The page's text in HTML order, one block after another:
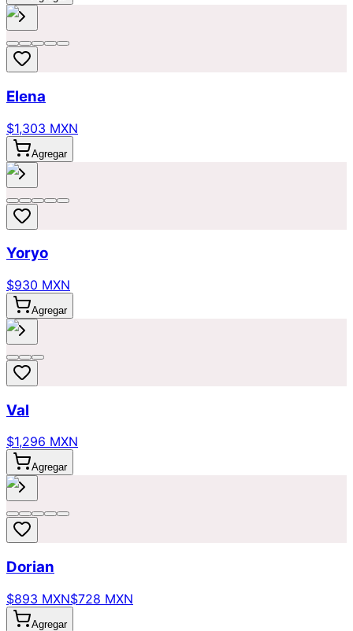
Elena
$1,303 MXN
Agregar
Yoryo
$930 MXN
Agregar
Val
$1,296 MXN
Agregar
Dorian
$893 MXN$728 MXN
Agregar